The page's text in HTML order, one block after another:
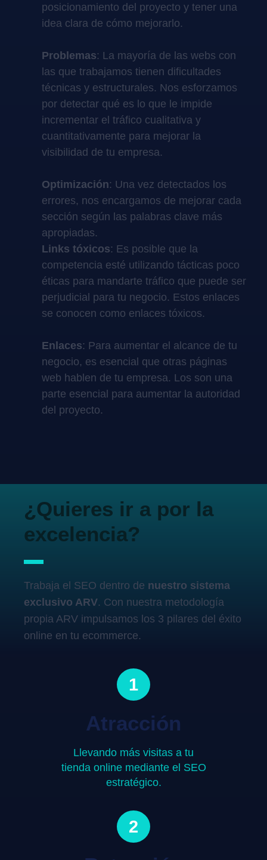
posicionamiento del proyecto y tener una
idea clara de cómo mejorarlo.
Problemas: La mayoría de las webs con
las que trabajamos tienen dificultades
técnicas y estructurales. Nos esforzamos
por detectar qué es lo que le impide
incrementar el tráfico cualitativa y
cuantitativamente para mejorar la
visibilidad de tu empresa.
Optimización: Una vez detectados los
errores, nos encargamos de mejorar cada
sección según las palabras clave más
apropiadas.
Links tóxicos: Es posible que la
competencia esté utilizando tácticas poco
éticas para mandarte tráfico que puede ser
perjudicial para tu negocio. Estos enlaces
se conocen como enlaces tóxicos.
Enlaces: Para aumentar el alcance de tu
negocio, es esencial que otras páginas
web hablen de tu empresa. Los son una
parte esencial para aumentar la autoridad
del proyecto.
¿Quieres ir a por la
excelencia?
Trabaja el SEO dentro de nuestro sistema
exclusivo ARV. Con nuestra metodología
propia ARV impulsamos los 3 pilares del éxito
online en tu ecommerce.
1
Atracción
Llevando más visitas a tu
tienda online mediante el SEO
estratégico.
2